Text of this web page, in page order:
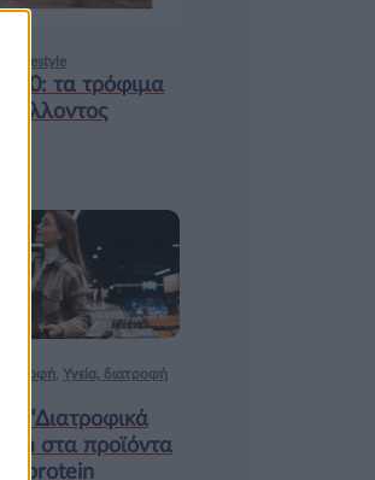
& lifestyle
2.0: τα τρόφιμα
μέλλοντος
, Υγεία, διατροφή
“Διατροφικά
στα προϊόντα
protein